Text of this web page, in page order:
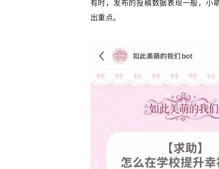
有时，发布的投稿数据表现一般，小
出重点。